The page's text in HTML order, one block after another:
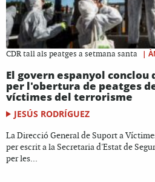
CDR tall als peatges a setmana santa |
El govern espanyol
per l'obertura de peatges
víctimes del terrorisme
JESÚS RODRÍGUEZ
La Direcció General de Suport a
per escrit a la Secretaria d'Estat de
per les...